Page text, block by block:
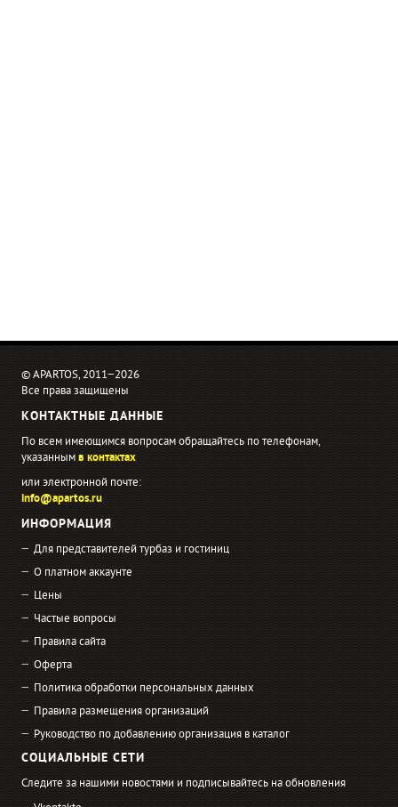
© APARTOS, 2011−2026
Все права защищены
КОНТАКТНЫЕ ДАННЫЕ
По всем имеющимся вопросам обращайтесь по телефонам,
указаннымв контактах
или электронной почте:
info@apartos.ru
ИНФОРМАЦИЯ
Для представителей турбаз и гостиниц
О платном аккаунте
Цены
Частые вопросы
Правила сайта
Оферта
Политика обработки персональных данных
Правила размещения организаций
Руководство по добавлению организация в каталог
СОЦИАЛЬНЫЕ СЕТИ
Следите за нашими новостями и подписывайтесь на обновления